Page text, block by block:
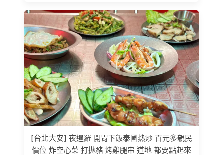
[台北大安] 夜暹羅 開胃下飯泰國熱炒 百元多親民
價位 炸空心菜 打拋豬 烤雞腿串 道地 都要點起來